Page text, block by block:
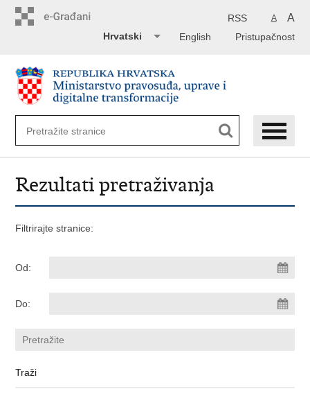
A A
RSS
Pristupačnost
English
Hrvatski
Rezultati pretraživanja
Filtrirajte stranice:
Od:
Do: